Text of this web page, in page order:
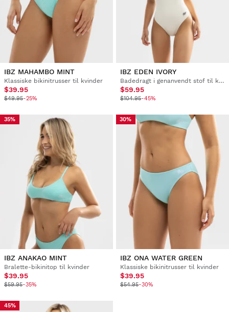
IBZ MAHAMBO MINT
Klassiske bikinitrusser til kvinder
$39.95
$49.95-25%
IBZ EDEN IVORY
Badedragt i genanvendt stof til kvinder
$59.95
$104.95-45%
35%
IBZ ANAKAO MINT
Bralette-bikinitop til kvinder
$39.95
$59.95-35%
30%
IBZ ONA WATER GREEN
Klassiske bikinitrusser til kvinder
$39.95
$54.95-30%
45%